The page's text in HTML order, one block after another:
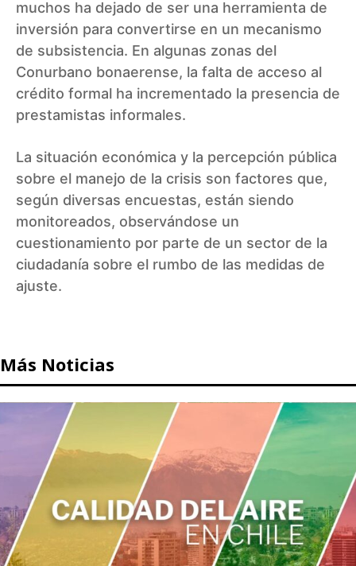
muchos ha dejado de ser una herramienta de
inversión para convertirse en un mecanismo
de subsistencia. En algunas zonas del
Conurbano bonaerense, la falta de acceso al
crédito formal ha incrementado la presencia de
prestamistas informales.
La situación económica y la percepción pública
sobre el manejo de la crisis son factores que,
según diversas encuestas, están siendo
monitoreados, observándose un
cuestionamiento por parte de un sector de la
ciudadanía sobre el rumbo de las medidas de
ajuste.
Más Noticias